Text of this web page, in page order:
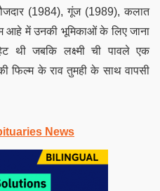
(1984), गूंज (1989), कलात
आहे में उनकी भूमिकाओं के लिए जाना
थी जबकि लक्ष्मी ची पावले एक
फिल्म के राव तुमही के साथ वापसी
News